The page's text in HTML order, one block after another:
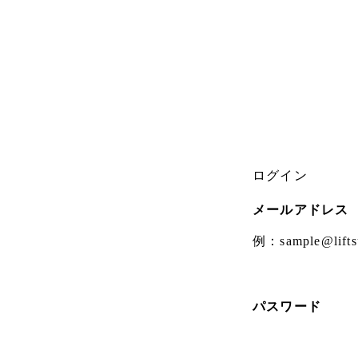
ログイン
メールアドレス
例：
パスワード